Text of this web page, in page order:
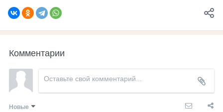
Комментарии
Новые